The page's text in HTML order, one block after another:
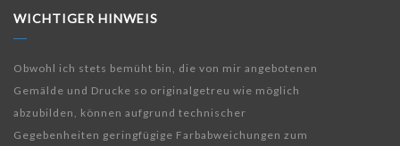
WICHTIGER HINWEIS
Obwohl ich stets bemüht bin, die von mir angebotenen
Gemälde und Drucke so originalgetreu wie möglich
abzubilden, können aufgrund technischer
Gegebenheiten geringfügige Farbabweichungen zum